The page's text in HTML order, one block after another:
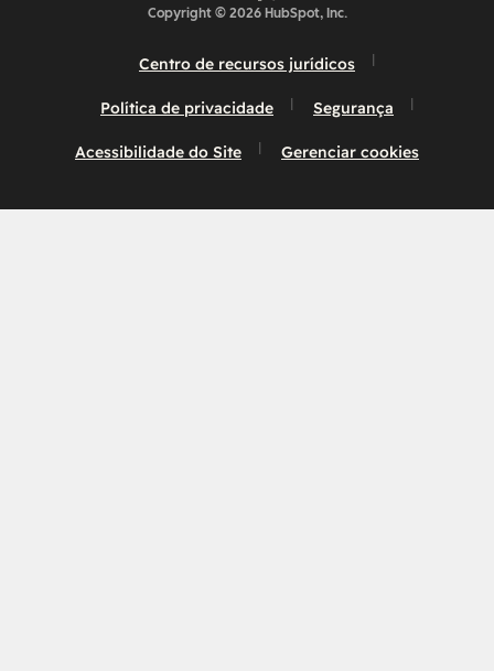
Copyright © 2026 HubSpot, Inc.
Centro de recursos jurídicos
Política de privacidade Segurança
Acessibilidade do Site Gerenciar cookies